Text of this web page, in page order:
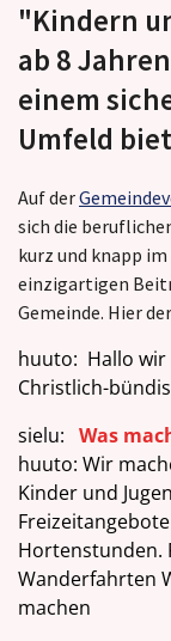
"Kindern
ab 8
einem
Umfeld
Auf der
sich die
kurz und knapp
einzigartigen
Gemeinde. Hier
huuto: Hallo wir
Christlich-
sielu: Was
huuto: Wir
Kinder und
Hortenstunden.
Wanderfahrten
machen